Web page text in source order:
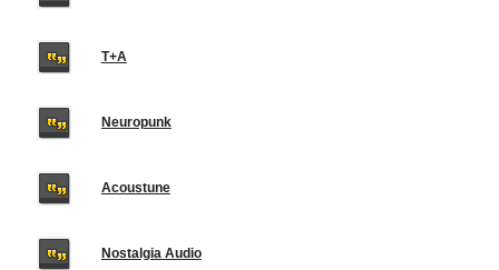
T+A
Neuropunk
Acoustune
Nostalgia Audio